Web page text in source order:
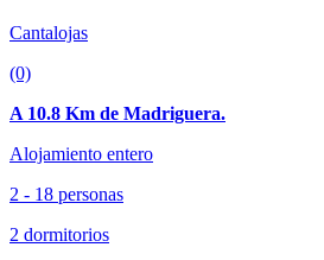
Cantalojas
(0)
A 10.8 Km de Madriguera.
Alojamiento entero
2 - 18 personas
2 dormitorios